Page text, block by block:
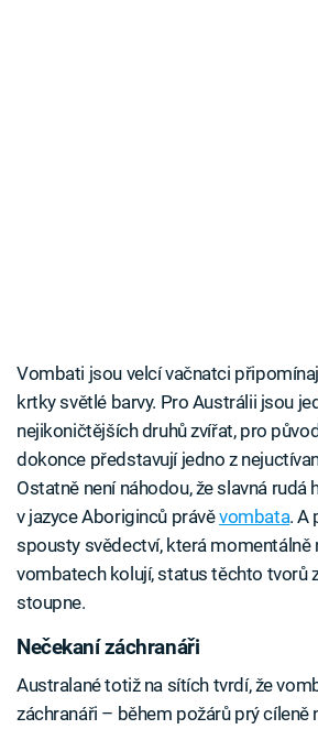
Vombati jsou velcí vačnatci
krtky světlé barvy. Pro Austrálii jsou
nejikoničtějších druhů zvířat, pro
dokonce představují jedno z
Ostatně není náhodou, že slavná rudá
v jazyce Aboriginců právěvombata. A
spousty svědectví, která momentálně
vombatech kolují, status těchto tvorů
stoupne.
Nečekaní záchranáři
Australané totiž na sítích tvrdí, že
záchranáři – během požárů prý cíleně